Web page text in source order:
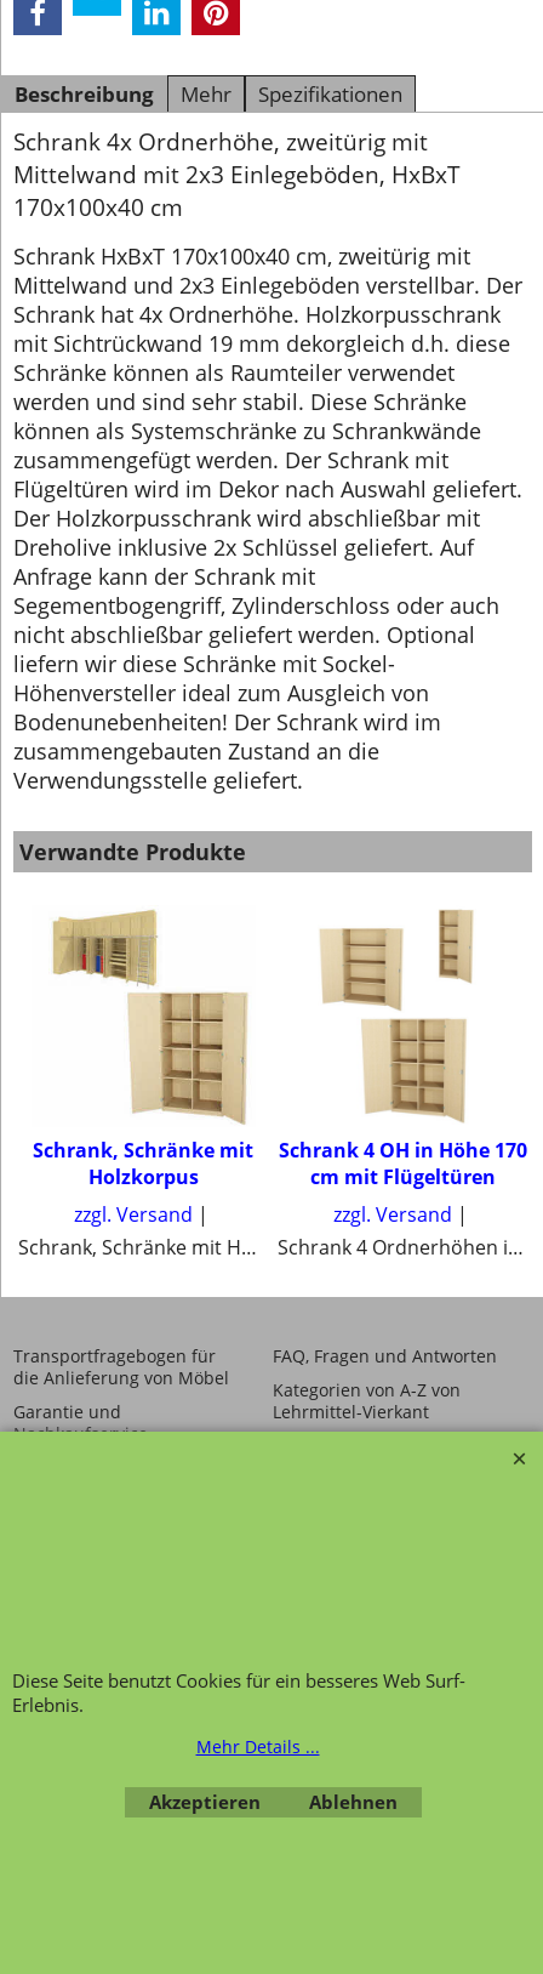
Beschreibung Mehr Spezifikationen
Schrank 4x Ordnerhöhe, zweitürig mit
Mittelwand mit 2x3 Einlegeböden, HxBxT
170x100x40 cm
Schrank HxBxT 170x100x40 cm, zweitürig mit
Mittelwand und 2x3 Einlegeböden verstellbar. Der
Schrank hat 4x Ordnerhöhe. Holzkorpusschrank
mit Sichtrückwand 19 mm dekorgleich d.h. diese
Schränke können als Raumteiler verwendet
werden und sind sehr stabil. Diese Schränke
können als Systemschränke zu Schrankwände
zusammengefügt werden. Der Schrank mit
Flügeltüren wird im Dekor nach Auswahl geliefert.
Der Holzkorpusschrank wird abschließbar mit
Dreholive inklusive 2x Schlüssel geliefert. Auf
Anfrage kann der Schrank mit
Segementbogengriff, Zylinderschloss oder auch
nicht abschließbar geliefert werden. Optional
liefern wir diese Schränke mit Sockel-
Höhenversteller ideal zum Ausgleich von
Bodenunebenheiten! Der Schrank wird im
zusammengebauten Zustand an die
Verwendungsstelle geliefert.
Verwandte Produkte
Schrank, Schränke mit
Holzkorpus
zzgl. Versand
Schrank, Schränke mit Holzkorpus
Schrank 4 OH in Höhe 170
cm mit Flügeltüren
zzgl. Versand
Schrank 4 Ordnerhöhen in Höhe 170 cm mit Flügeltüren
Transportfragebogen für
die Anlieferung von Möbel
Garantie und
Nachkaufservice
FAQ, Fragen und Antworten
Kategorien von A-Z von
Lehrmittel-Vierkant
Kategorien,Kontaktformular,Impressum
Datenschutz
Diese Seite benutzt Cookies für ein besseres Web Surf-
Erlebnis.
Mehr Details ...
Akzeptieren Ablehnen